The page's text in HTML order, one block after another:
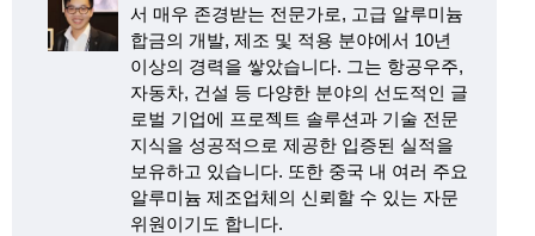
서 매우 존경받는 전문가로, 고급 알루미늄
합금의 개발, 제조 및 적용 분야에서 10년
이상의 경력을 쌓았습니다. 그는 항공우주,
자동차, 건설 등 다양한 분야의 선도적인 글
로벌 기업에 프로젝트 솔루션과 기술 전문
지식을 성공적으로 제공한 입증된 실적을
보유하고 있습니다. 또한 중국 내 여러 주요
알루미늄 제조업체의 신뢰할 수 있는 자문
위원이기도 합니다.